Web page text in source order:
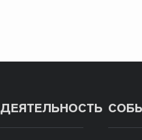
ДЕЯТЕЛЬНОСТЬ